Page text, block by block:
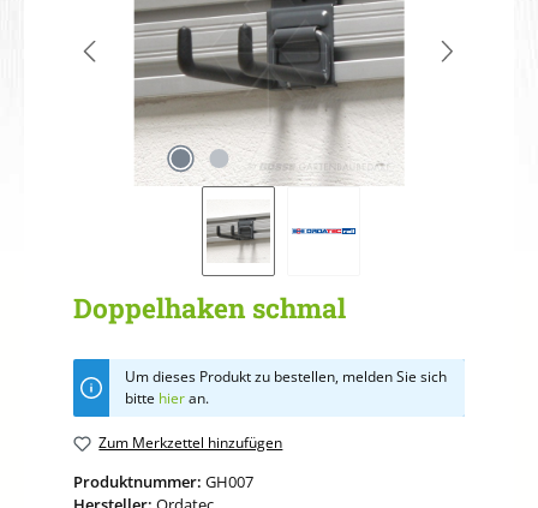
Doppelhaken schmal
Um dieses Produkt zu bestellen, melden Sie sich
bitte hieran.
Zum Merkzettel hinzufügen
Produktnummer: GH007